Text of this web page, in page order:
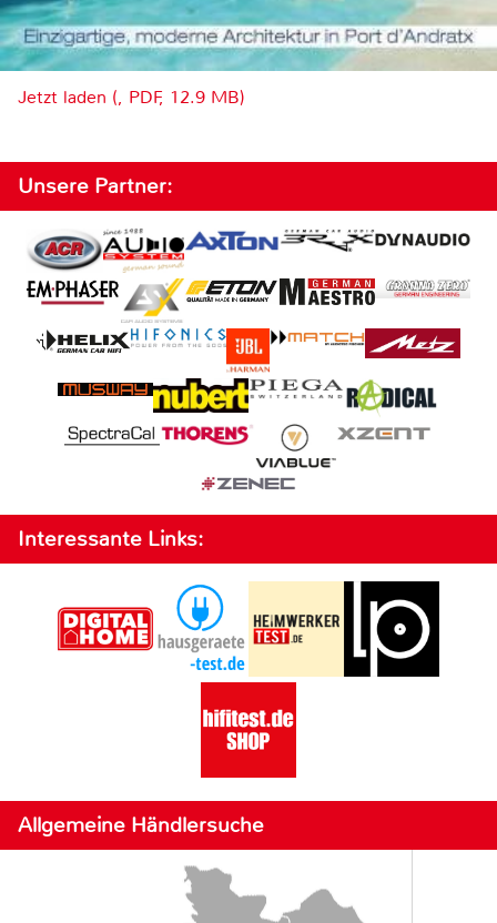
Jetzt laden (, PDF, 12.9 MB)
Unsere Partner:
Interessante Links:
Allgemeine Händlersuche